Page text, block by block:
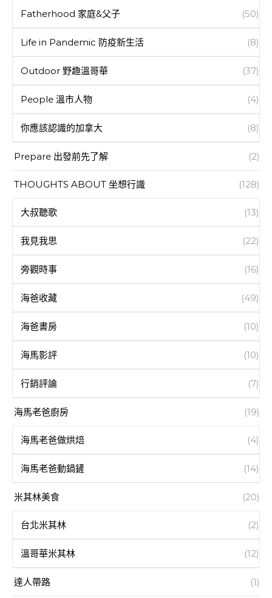
Fatherhood 家庭&父子 (50)
Life in Pandemic 防疫新生活 (8)
Outdoor 野趣溫哥華 (37)
People 溫市人物 (4)
你應該認識的加拿大 (8)
Prepare 出發前先了解 (2)
THOUGHTS ABOUT 坐想行識 (128)
大叔聽歌 (13)
我見我思 (22)
旁觀時事 (16)
海爸收藏 (49)
海爸書房 (10)
海馬影評 (10)
行銷評論 (7)
海馬老爸廚房 (19)
海馬老爸做烘焙 (4)
海馬老爸動鍋鏟 (14)
米其林美食 (20)
台北米其林 (2)
溫哥華米其林 (12)
達人帶路 (1)